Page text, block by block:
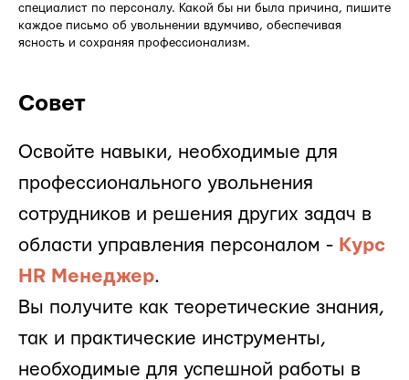
специалист по персоналу. Какой бы ни была причина, пишите
каждое письмо об увольнении вдумчиво, обеспечивая
ясность и сохраняя профессионализм.
Совет
Освойте навыки, необходимые для
профессионального увольнения
сотрудников и решения других задач в
области управления персоналом - Курс
HR Менеджер.
Вы получите как теоретические знания,
так и практические инструменты,
необходимые для успешной работы в